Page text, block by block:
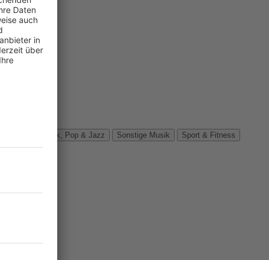
Rock, Pop & Jazz Sonstige Musik Sport & Fitness